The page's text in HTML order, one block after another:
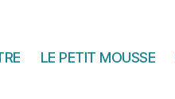
LE PETIT MOUSSE